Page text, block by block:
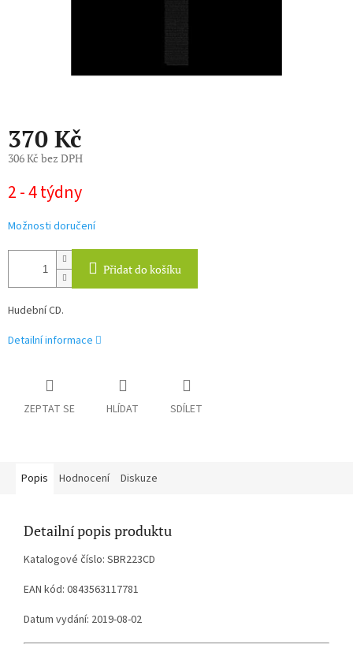
370 Kč
306 Kč bez DPH
cena:
2 - 4 týdny
Možnosti doručení
Přidat do košíku
Hudební CD.
Detailní informace
ZEPTAT SE HLÍDAT SDÍLET
Popis Hodnocení Diskuze
Detailní popis produktu
Katalogové číslo: SBR223CD
EAN kód: 0843563117781
Datum vydání: 2019-08-02